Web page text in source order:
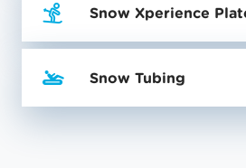
Snow Xperience
Snow Tubing